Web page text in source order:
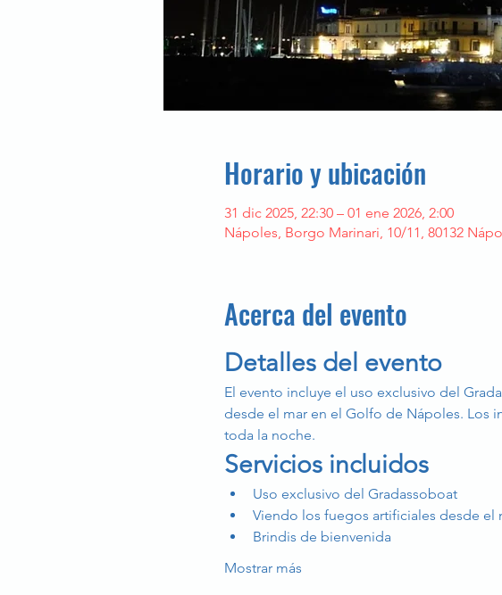
Horario y ubicación
31 dic 2025, 22:30 – 01 ene 2026, 2:00
Nápoles, Borgo Marinari, 10/11, 80132
Acerca del evento
Detalles del evento
El evento incluye el uso exclusivo del
desde el mar en el Golfo de Nápoles. Los
toda la noche.
Servicios incluidos
Uso exclusivo del Gradassoboat
Viendo los fuegos artificiales desde el
Brindis de bienvenida
Mostrar más